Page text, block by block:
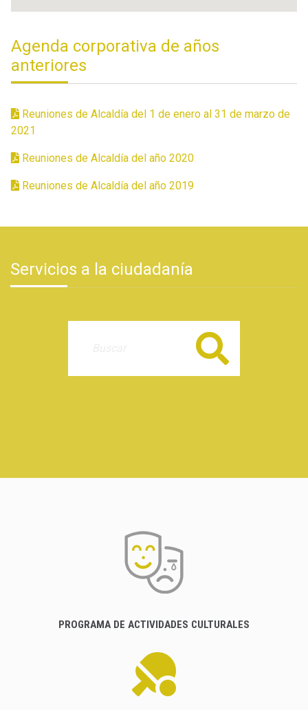
Agenda corporativa de años
anteriores
Reuniones de Alcaldía del 1 de enero al 31 de marzo de
2021
Reuniones de Alcaldía del año 2020
Reuniones de Alcaldía del año 2019
Servicios a la ciudadanía
Buscar
PROGRAMA DE ACTIVIDADES CULTURALES